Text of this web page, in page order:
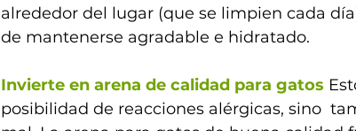
alrededor del lugar (que se limpien cada
de mantenerse agradable e hidratado.
Invierte en arena de calidad para gatos
posibilidad de reacciones alérgicas, sino